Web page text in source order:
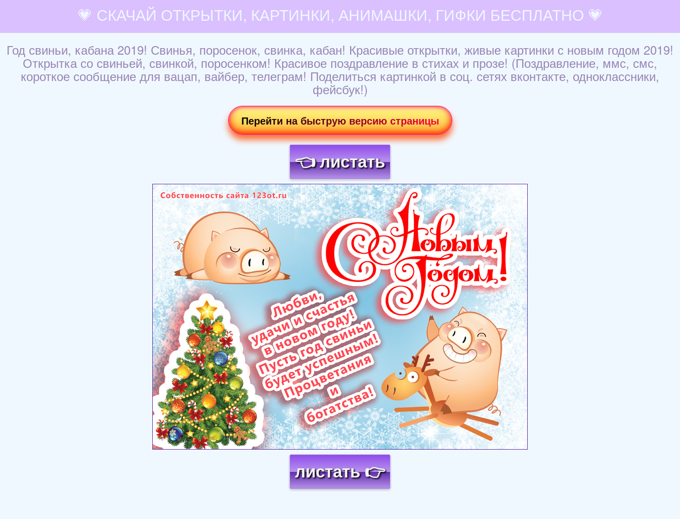
💗 СКАЧАЙ ОТКРЫТКИ, КАРТИНКИ, АНИМАШКИ, ГИФКИ БЕСПЛАТНО 💗
Год свиньи, кабана 2019! Свинья, поросенок, свинка, кабан! Красивые открытки, живые картинки с новым годом 2019!
Открытка со свиньей, свинкой, поросенком! Красивое поздравление в стихах и прозе! (Поздравление, ммс, смс,
короткое сообщение для вацап, вайбер, телеграм! Поделиться картинкой в соц. сетях вконтакте, одноклассники,
фейсбук!)
Перейти на быструю версию страницы
👈 листать
Загрузка картинки...
листать 👉